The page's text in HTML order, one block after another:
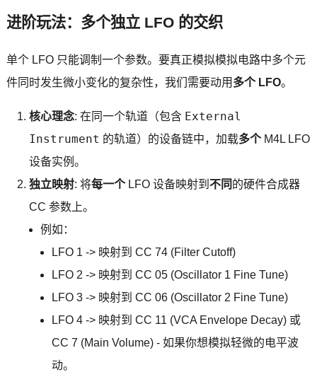
进阶玩法：多个独立 LFO 的交织
单个 LFO 只能调制一个参数。要真正模拟模拟电路中多个元
件同时发生微小变化的复杂性，我们需要动用 多个 LFO。
核心理念: 在同一个轨道（包含 External
Instrument 的轨道）的设备链中，加载多个M4L LFO
设备实例。
独立映射: 将每一个LFO 设备映射到 不同 的硬件合成器
CC 参数上。
例如：
LFO 1 -> 映射到 CC 74 (Filter Cutoff)
LFO 2 -> 映射到 CC 05 (Oscillator 1 Fine Tune)
LFO 3 -> 映射到 CC 06 (Oscillator 2 Fine Tune)
LFO 4 -> 映射到 CC 11 (VCA Envelope Decay) 或
CC 7 (Main Volume) - 如果你想模拟轻微的电平波
动。